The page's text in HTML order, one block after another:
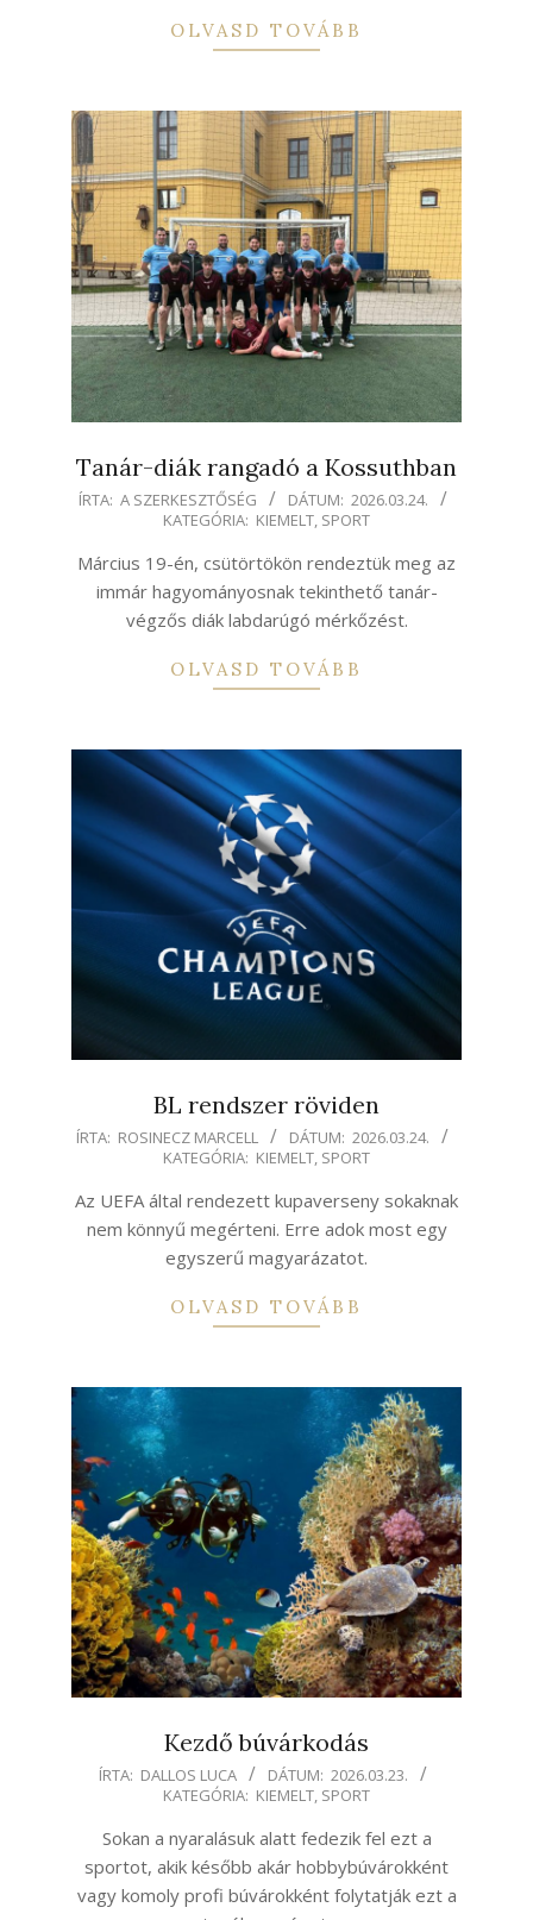
OLVASD TOVÁBB
Tanár-diák rangadó a Kossuthban
2026-
24
ÍRTA: A SZERKESZTŐSÉG DÁTUM: 2026.03.24.
KATEGÓRIA: KIEMELT SPORT
Március 19-én, csütörtökön rendeztük meg az
immár hagyományosnak tekinthető tanár-
végzős diák labdarúgó mérkőzést.
OLVASD TOVÁBB
BL rendszer röviden
2026-
24
ÍRTA: ROSINECZ MARCELL DÁTUM: 2026.03.24.
KATEGÓRIA: KIEMELT, SPORT
Az UEFA által rendezett kupaverseny sokaknak
nem könnyű megérteni. Erre adok most egy
egyszerű magyarázatot.
OLVASD TOVÁBB
Kezdő búvárkodás
2026-
ÍRTA: DALLOS LUCA DÁTUM: 2026.03.23.
KATEGÓRIA: KIEMELT, SPORT
Sokan a nyaralásuk alatt fedezik fel ezt a
sportot, akik később akár hobbybúvárokként
vagy komoly profi búvárokként folytatják ezt a